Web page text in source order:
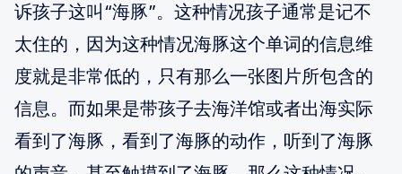
诉孩子这叫“海豚”。这种情况孩子通常是记不
太住的，因为这种情况海豚这个单词的信息维
度就是非常低的，只有那么一张图片所包含的
信息。而如果是带孩子去海洋馆或者出海实际
看到了海豚，看到了海豚的动作，听到了海豚